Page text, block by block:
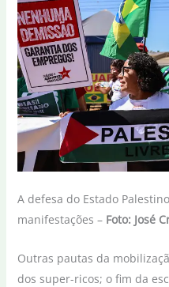
A defesa do Estado
manifestações – Foto: José
Outras pautas da
dos super-ricos; o fim da